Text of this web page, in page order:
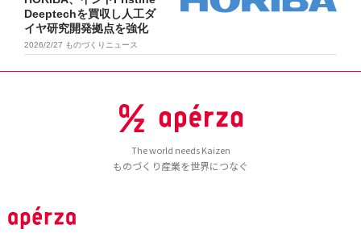
Deeptechを買収し人工ダ
イヤ研究開発拠点を強化
2026/2/27 ものづくりニュース
The world needs Kaizen
ものづくり産業を世界につなぐ